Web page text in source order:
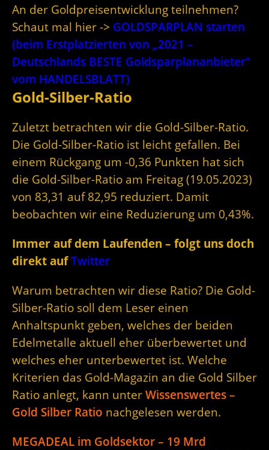
An der Goldpreisentwicklung teilnehmen?
Schaut mal hier -> GOLDSPARPLAN starten
(beim Erstplatzierten von „2021 –
Deutschlands BESTE Goldsparplananbieter“
vom HANDELSBLATT)
Gold-Silber-Ratio
Zuletzt betrachten wir die Gold-Silber-Ratio.
Die Gold-Silber-Ratio ist leicht gefallen. Bei
einem Rückgang um -0,36 Punkten hat sich
die Gold-Silber-Ratio am Freitag (19.05.2023)
von 83,31 auf 82,95 reduziert. Damit
beobachten wir eine Reduzierung um 0,43%.
Immer auf dem Laufenden – folgt uns doch
direkt aufTwitter
Warum betrachten wir diese Ratio? Die Gold-
Silber-Ratio soll dem Leser einen
Anhaltspunkt geben, welches der beiden
Edelmetalle aktuell eher überbewertet und
welches eher unterbewertet ist. Welche
Kriterien das Gold-Magazin an die Gold Silber
Ratio anlegt, kann unter Wissenswertes –
Gold Silber Ratio nachgelesen werden.
MEGADEAL im Goldsektor – 19 Mrd